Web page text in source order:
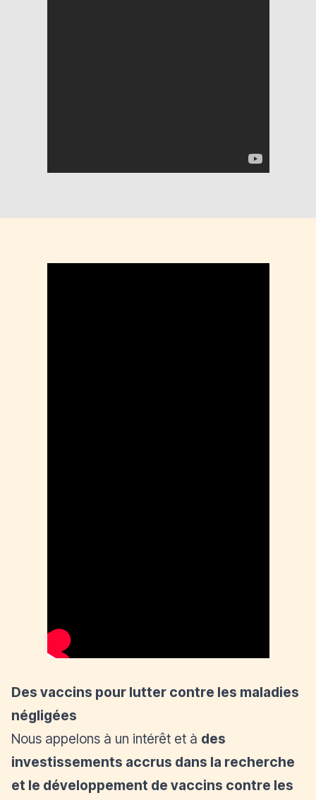
Des vaccins pour lutter contre les maladies
négligées
Nous appelons à un intérêt et à des
investissements accrus dans la recherche
et le développement de vaccins contre les